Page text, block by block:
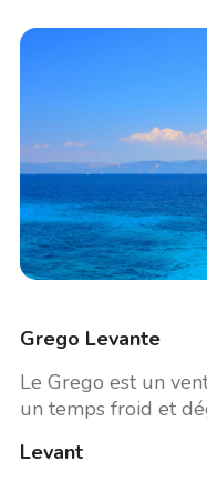
Grego Levante
Le Grego est un
un temps froid et
Levant